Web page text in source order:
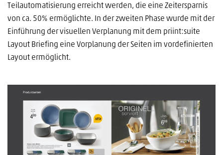
Teilautomatisierung erreicht werden, die eine Zeitersparnis
von ca. 50% ermöglichte. In der zweiten Phase wurde mit der
Einführung der visuellen Verplanung mit dem priint:suite
Layout Briefing eine Vorplanung der Seiten im vordefinierten
Layout ermöglicht.